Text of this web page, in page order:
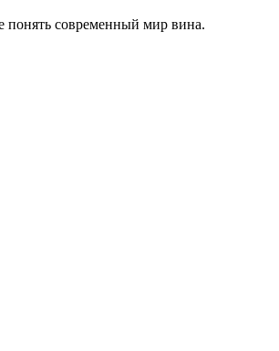
понять современный мир вина.